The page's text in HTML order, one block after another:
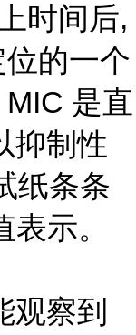
时间后,
的一个
是直
抑制性
纸条条
示。
观察到